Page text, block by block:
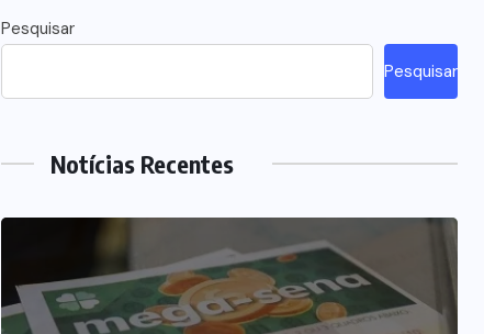
Pesquisar
Pesquisar
Notícias Recentes